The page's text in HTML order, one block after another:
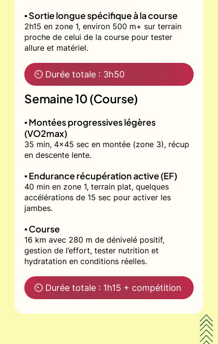
▪️ Sortie longue spécifique à la course
2h15 en zone 1, environ 500 m+ sur terrain
proche de celui de la course pour tester
allure et matériel.
⏲ Durée totale : 3h50
Semaine 10 (Course)
▪️ Montées progressives légères
(VO2max)
35 min, 4x45 sec en montée (zone 3), récup
en descente lente.
▪️ Endurance récupération active (EF)
40 min en zone 1, terrain plat, quelques
accélérations de 15 sec pour activer les
jambes.
▪️ Course
16 km avec 280 m de dénivelé positif,
gestion de l’effort, tester nutrition et
hydratation en conditions réelles.
⏲ Durée totale : 1h15 + compétition